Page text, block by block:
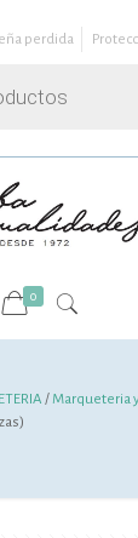
perdida
0
/Marqueteria